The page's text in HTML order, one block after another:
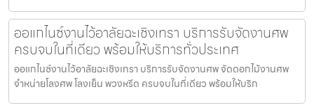
ออแกไนซ์งานไว้อาลัยฉะเชิงเทรา บริการรับจัดงานศพ
ครบจบในที่เดียว พร้อมให้บริการทั่วประเทศ
ออแกไนซ์งานไว้อาลัยฉะเชิงเทรา บริการรับจัดงานศพ จัดดอกไม้งานศพ
จำหน่ายโลงศพ โลงเย็น พวงหรีด ครบจบในที่เดียว พร้อมให้บริก